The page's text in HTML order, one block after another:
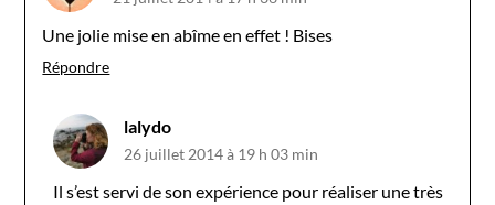
Une jolie mise en abîme en effet ! Bises
Répondre
lalydo
26 juillet 2014 à 19 h 03 min
Il s’est servi de son expérience pour réaliser une très